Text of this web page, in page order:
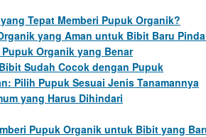
Tepat Memberi Pupuk Organik?
yang Aman untuk Bibit Baru
Pupuk Organik yang Benar
Sudah Cocok dengan Pupuk
Pilih Pupuk Sesuai Jenis Tanamannya
yang Harus Dihindari
Pupuk Organik untuk Bibit yang